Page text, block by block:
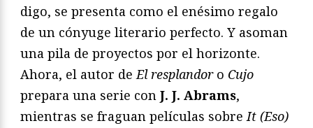
digo, se presenta como el enésimo regalo
de un cónyuge literario perfecto. Y asoman
una pila de proyectos por el horizonte.
Ahora, el autor deEl resplandoro Cujo
prepara una serie con J. J. Abrams,
mientras se fraguan películas sobreIt (Eso)